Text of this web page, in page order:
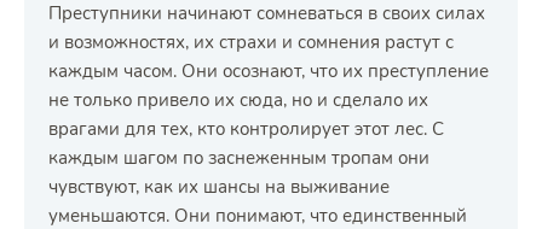
Преступники начинают сомневаться в своих силах
и возможностях, их страхи и сомнения растут с
каждым часом. Они осознают, что их преступление
не только привело их сюда, но и сделало их
врагами для тех, кто контролирует этот лес. С
каждым шагом по заснеженным тропам они
чувствуют, как их шансы на выживание
уменьшаются. Они понимают, что единственный